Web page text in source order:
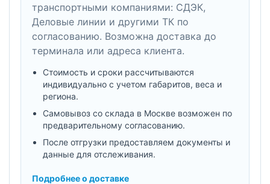
транспортными компаниями: СДЭК,
Деловые линии и другими ТК по
согласованию. Возможна доставка до
терминала или адреса клиента.
Стоимость и сроки рассчитываются
индивидуально с учетом габаритов, веса и
региона.
Самовывоз со склада в Москве возможен по
предварительному согласованию.
После отгрузки предоставляем документы и
данные для отслеживания.
Подробнее о доставке